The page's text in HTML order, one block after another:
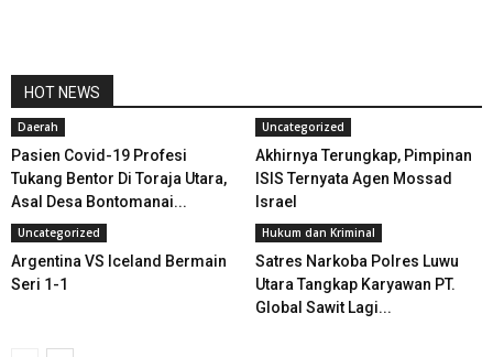
HOT NEWS
Daerah
Pasien Covid-19 Profesi
Tukang Bentor Di Toraja Utara,
Asal Desa Bontomanai...
Uncategorized
Akhirnya Terungkap, Pimpinan
ISIS Ternyata Agen Mossad
Israel
Uncategorized
Argentina VS Iceland Bermain
Seri 1-1
Hukum dan Kriminal
Satres Narkoba Polres Luwu
Utara Tangkap Karyawan PT.
Global Sawit Lagi...